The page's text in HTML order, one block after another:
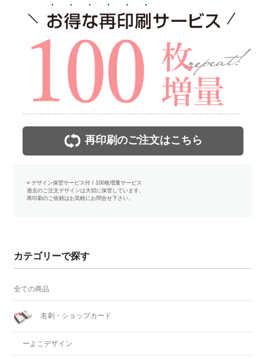
再印刷のご注文はこちら
○ デザイン保管サービス付 / 100枚増量サービス
過去のご注文デザインは大切に保管しています。
再印刷のご依頼はお気軽にお問合せ下さい。
カテゴリーで探す
全ての商品
名刺・ショップカード
ーよこデザイン